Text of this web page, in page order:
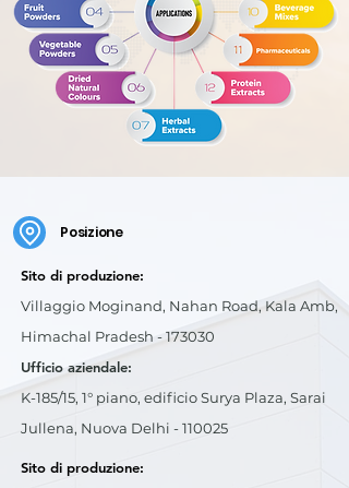
Posizione
Sito di produzione:
Villaggio Moginand, Nahan Road, Kala Amb,
Himachal Pradesh - 173030
Ufficio aziendale:
K-185/15, 1° piano, edificio Surya Plaza, Sarai
Jullena, Nuova Delhi - 110025
Sito di produzione: